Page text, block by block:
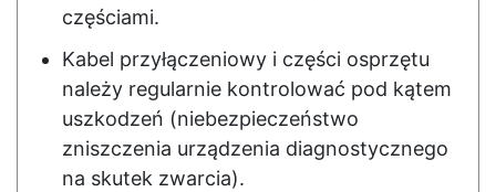
częściami.
Kabel przyłączeniowy i części osprzętu
należy regularnie kontrolować pod kątem
uszkodzeń (niebezpieczeństwo
zniszczenia urządzenia diagnostycznego
na skutek zwarcia).